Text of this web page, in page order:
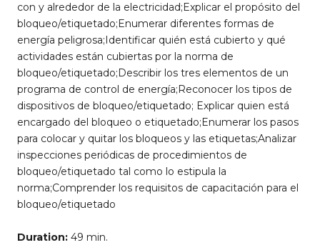
con y alrededor de la electricidad;Explicar el propósito del
bloqueo/etiquetado;Enumerar diferentes formas de
energía peligrosa;Identificar quién está cubierto y qué
actividades están cubiertas por la norma de
bloqueo/etiquetado;Describir los tres elementos de un
programa de control de energía;Reconocer los tipos de
dispositivos de bloqueo/etiquetado; Explicar quien está
encargado del bloqueo o etiquetado;Enumerar los pasos
para colocar y quitar los bloqueos y las etiquetas;Analizar
inspecciones periódicas de procedimientos de
bloqueo/etiquetado tal como lo estipula la
norma;Comprender los requisitos de capacitación para el
bloqueo/etiquetado
Duration: 49 min.